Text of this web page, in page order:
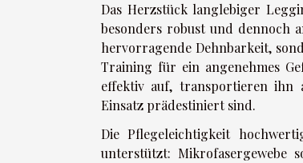
Das Herzstück langlebiger
besonders robust und dennoch
hervorragende Dehnbarkeit,
Training für ein angenehmes
effektiv auf, transportieren ihn
Einsatz prädestiniert sind.
Die Pflegeleichtigkeit
unterstützt: Mikrofasergewebe